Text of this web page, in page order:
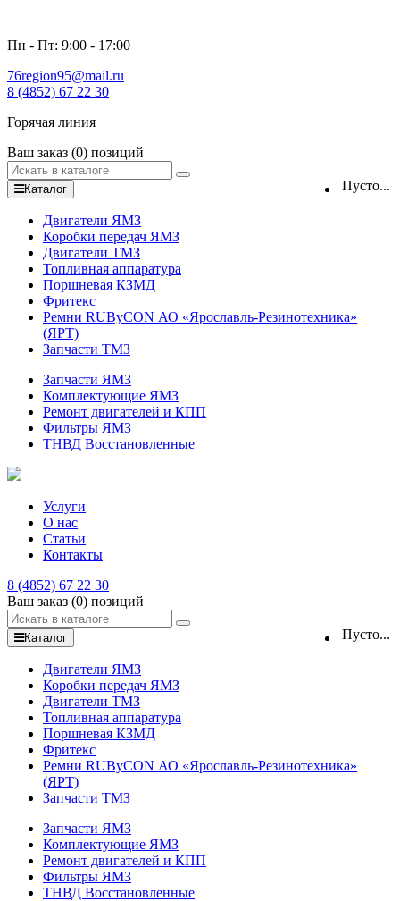
Пн - Пт: 9:00 - 17:00
76region95@mail.ru
8 (4852) 67 22 30
Горячая линия
Ваш заказ (0) позиций
Пусто...
Каталог
Двигатели ЯМЗ
Коробки передач ЯМЗ
Двигатели ТМЗ
Топливная аппаратура
Поршневая КЗМД
Фритекс
Ремни RUByCON АО «Ярославль-Резинотехника»
(ЯРТ)
Запчасти ТМЗ
Запчасти ЯМЗ
Комплектующие ЯМЗ
Ремонт двигателей и КПП
Фильтры ЯМЗ
ТНВД Восстановленные
Услуги
О нас
Статьи
Контакты
8 (4852) 67 22 30
Ваш заказ (0) позиций
Пусто...
Каталог
Двигатели ЯМЗ
Коробки передач ЯМЗ
Двигатели ТМЗ
Топливная аппаратура
Поршневая КЗМД
Фритекс
Ремни RUByCON АО «Ярославль-Резинотехника»
(ЯРТ)
Запчасти ТМЗ
Запчасти ЯМЗ
Комплектующие ЯМЗ
Ремонт двигателей и КПП
Фильтры ЯМЗ
ТНВД Восстановленные